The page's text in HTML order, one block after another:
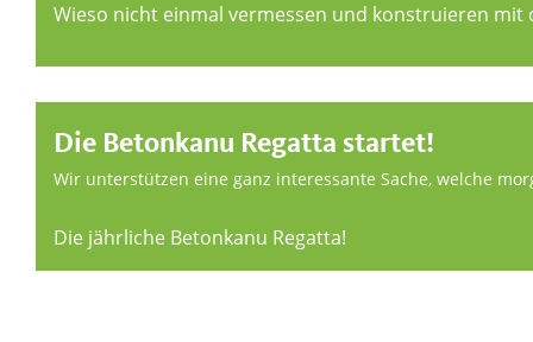
Wieso nicht einmal vermessen und konstruieren mit
Die Betonkanu Regatta startet!
Wir unterstützen eine ganz interessante Sache, welche
Die jährliche Betonkanu Regatta!